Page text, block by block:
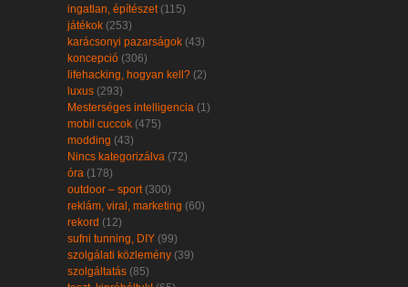
ingatlan, építészet(115)
játékok (253)
karácsonyi pazarságok (43)
koncepció (306)
lifehacking, hogyan kell? (2)
luxus (293)
Mesterséges intelligencia (1)
mobil cuccok (475)
modding (43)
Nincs kategorizálva (72)
óra (178)
outdoor – sport(300)
reklám, viral, marketing (60)
rekord (12)
sufni tunning, DIY (99)
szolgálati közlemény (39)
szolgáltatás (85)